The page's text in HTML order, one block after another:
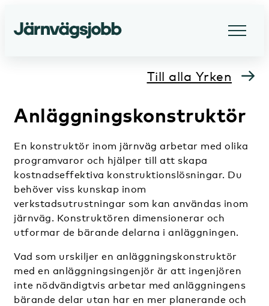
Till alla Yrken
Anläggningskonstruktör
En konstruktör inom järnväg arbetar med olika
programvaror och hjälper till att skapa
kostnadseffektiva konstruktionslösningar. Du
behöver viss kunskap inom
verkstadsutrustningar som kan användas inom
järnväg. Konstruktören dimensionerar och
utformar de bärande delarna i anläggningen.
Vad som urskiljer en anläggningskonstruktör
med en anläggningsingenjör är att ingenjören
inte nödvändigtvis arbetar med anläggningens
bärande delar utan har en mer planerande och